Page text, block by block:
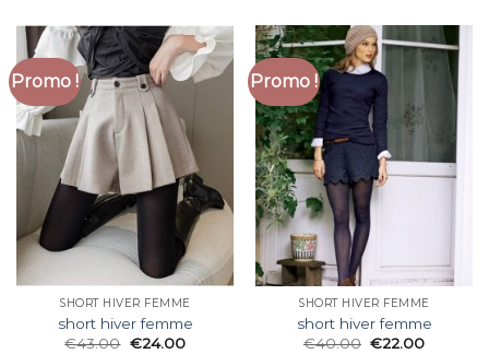
Promo !
SHORT HIVER FEMME
short hiver femme
€43.00 €24.00
Promo !
SHORT HIVER FEMME
short hiver femme
€40.00 €22.00